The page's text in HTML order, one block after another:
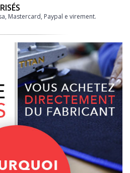
Mastercard, Paypal e virement.